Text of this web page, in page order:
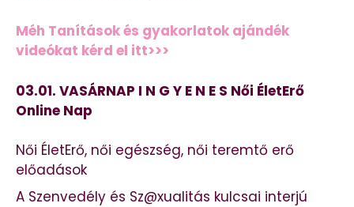
Méh Tanítások és gyakorlatok ajándék
videókat kérd el itt>>>
03.01. VASÁRNAP I N G Y E N E S Női ÉletErő
Online Nap
Női ÉletErő, női egészség, női teremtő erő
előadások
A Szenvedély és Sz@xualitás kulcsai interjú